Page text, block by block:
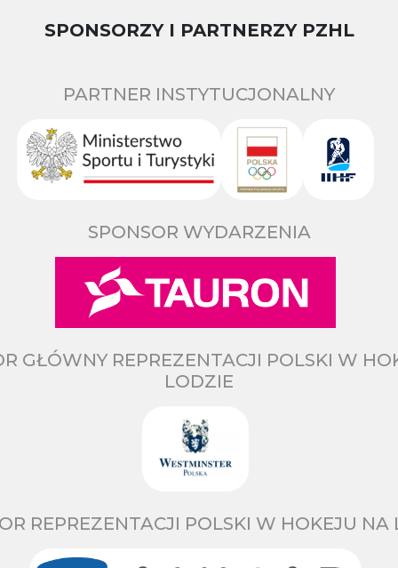
SPONSORZY I PARTNERZY PZHL
PARTNER INSTYTUCJONALNY
SPONSOR WYDARZENIA
GŁÓWNY REPREZENTACJI POLSKI W
LODZIE
REPREZENTACJI POLSKI W HOKEJU NA